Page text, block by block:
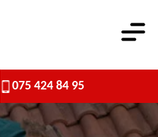
075 424 84 95